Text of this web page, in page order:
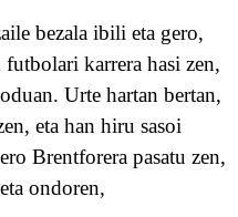
aile bezala ibili eta gero,
futbolari karrera hasi zen,
. Urte hartan bertan,
, eta han hiru sasoi
Brentforera pasatu zen,
eta ondoren,